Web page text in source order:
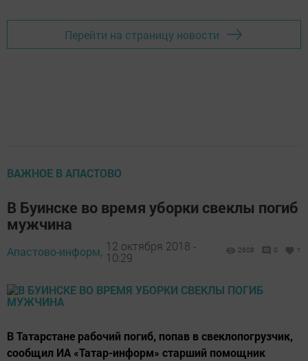
Перейти на страницу новости
ВАЖНОЕ В АПАСТОВО
В Буинске во время уборки свеклы погиб
мужчина
Апастово-информ, 12 октября 2018 -
10:29
2608 0 1
В Татарстане рабочий погиб, попав в свеклопогрузчик,
сообщил ИА «Татар-информ» старший помощник